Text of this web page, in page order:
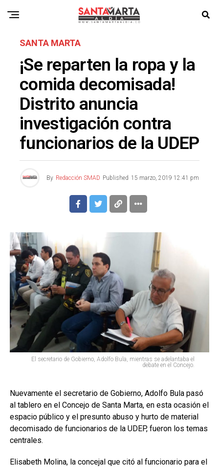
SANTA MARTA
¡Se reparten la ropa y la
comida decomisada!
Distrito anuncia
investigación contra
funcionarios de la UDEP
By Redacción SMAD Published 15 marzo, 2019 12:41 pm
El secretario de Gobierno, Adolfo Bula, mientras se adelantaba el
debate en el Concejo.
Nuevamente el secretario de Gobierno, Adolfo Bula pasó
al tablero en el Concejo de Santa Marta, en esta ocasión el
espacio público y el presunto abuso y hurto de material
decomisado de funcionarios de la UDEP, fueron los temas
centrales.
Elisabeth Molina, la concejal que citó al funcionario para el